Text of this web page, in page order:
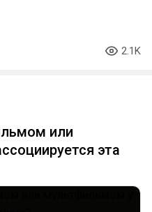
2.1K
или
эта